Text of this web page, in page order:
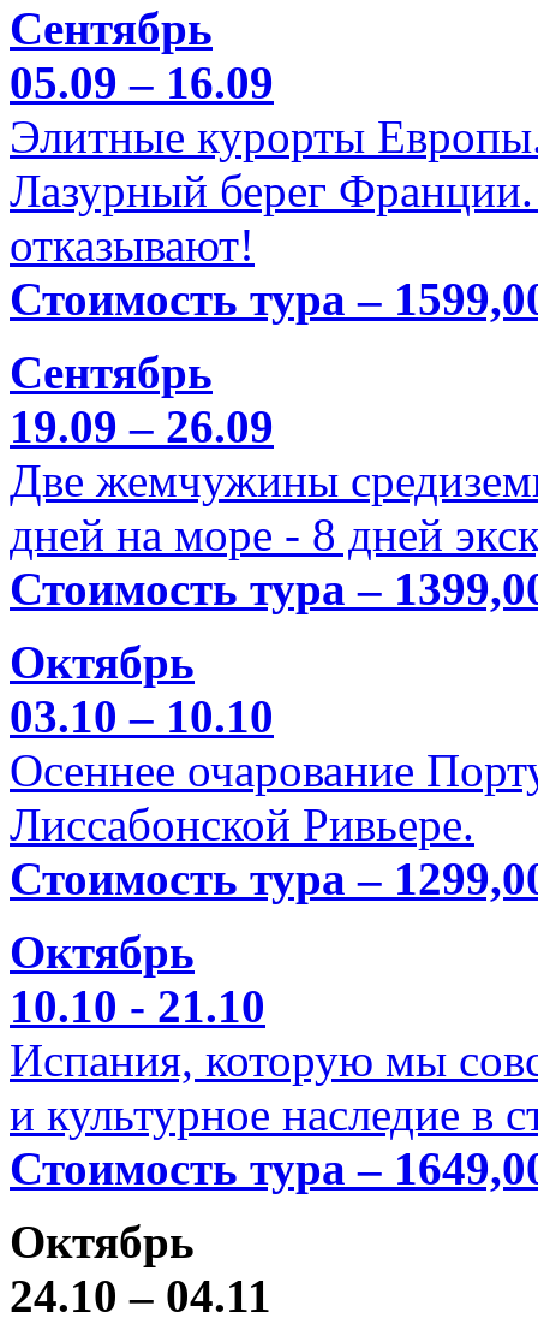
Сентябрь
05.09 – 16.09
Элитные курорты
Лазурный берег
отказывают!
Стоимость тура –
Сентябрь
19.09 – 26.09
Две жемчужины
дней на море - 8 дней
Стоимость тура –
Октябрь
03.10 – 10.10
Осеннее очарование
Лиссабонской Ривьере.
Стоимость тура –
Октябрь
10.10 - 21.10
Испания, которую мы
и культурное наследие в
Стоимость тура –
Октябрь
24.10 – 04.11